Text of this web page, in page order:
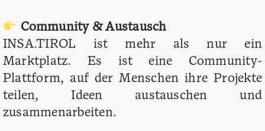
Community & Austausch
INSA.TIROL ist mehr als nur ein
Marktplatz. Es ist eine Community-
Plattform, auf der Menschen ihre Projekte
teilen, Ideen austauschen und
zusammenarbeiten.